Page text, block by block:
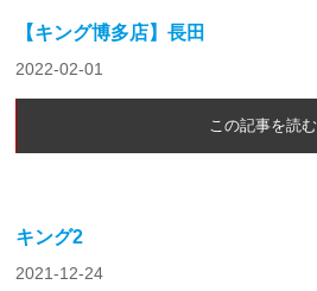
【キング博多店】長田
2022-02-01
この記事を読む
キング2
2021-12-24